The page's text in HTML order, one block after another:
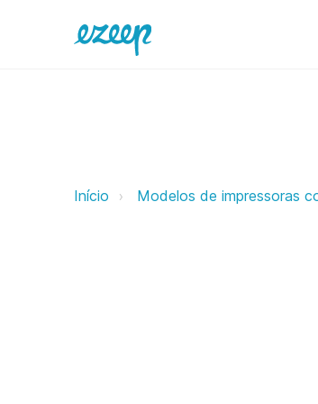
Infoprint ezeep Support
Início Modelos de impressoras